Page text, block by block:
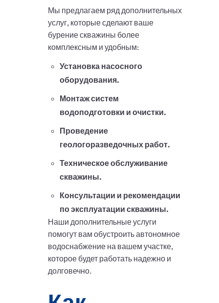
Мы предлагаем ряд дополнительных
услуг, которые сделают ваше
бурение скважины более
комплексным и удобным:
Установка насосного
оборудования.
Монтаж систем
водоподготовки и очистки.
Проведение
геологоразведочных работ.
Техническое обслуживание
скважины.
Консультации и рекомендации
по эксплуатации скважины.
Наши дополнительные услуги
помогут вам обустроить автономное
водоснабжение на вашем участке,
которое будет работать надежно и
долговечно.